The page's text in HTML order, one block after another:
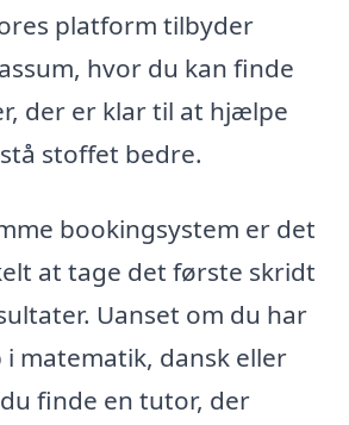
platform tilbyder
hvor du kan finde
der er klar til at hjælpe
stoffet bedre.
bookingsystem er det
at tage det første skridt
Uanset om du har
matematik, dansk eller
finde en tutor, der